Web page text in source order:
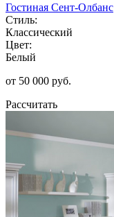
Гостиная Сент-Олбанс
Стиль:
Классический
Цвет:
Белый
от 50 000 руб.
Рассчитать